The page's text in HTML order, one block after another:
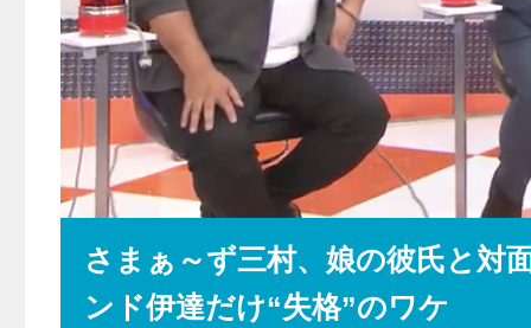
さまぁ～ず三村、娘の彼氏と対
ンド伊達だけ“失格”のワケ